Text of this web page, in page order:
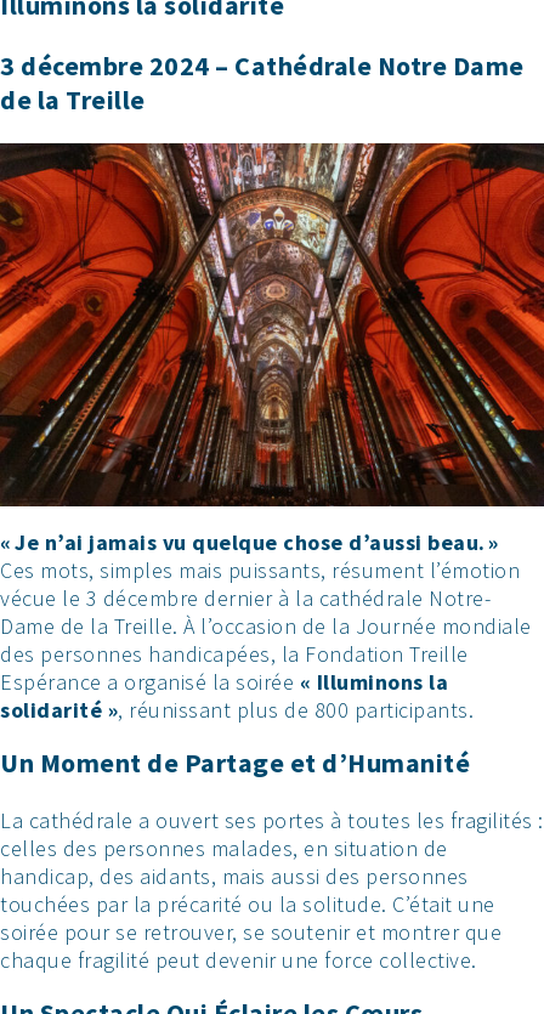
3 décembre 2024 – Cathédrale Notre Dame
de la Treille
« Je n’ai jamais vu quelque chose d’aussi beau. »
Ces mots, simples mais puissants, résument l’émotion
vécue le 3 décembre dernier à la cathédrale Notre-
Dame de la Treille. À l’occasion de la Journée mondiale
des personnes handicapées, la Fondation Treille
Espérance a organisé la soirée « Illuminons la
solidarité », réunissant plus de 800 participants.
Un Moment de Partage et d’Humanité
La cathédrale a ouvert ses portes à toutes les fragilités :
celles des personnes malades, en situation de
handicap, des aidants, mais aussi des personnes
touchées par la précarité ou la solitude. C’était une
soirée pour se retrouver, se soutenir et montrer que
chaque fragilité peut devenir une force collective.